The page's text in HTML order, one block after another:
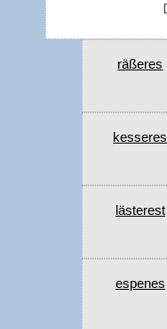
räßeres
kesseres
lästerest
espenes